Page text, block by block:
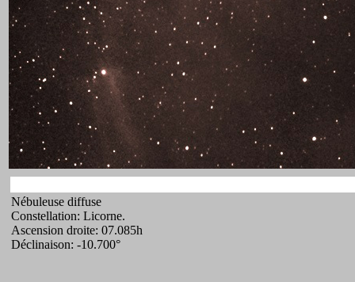
Nébuleuse diffuse
Constellation: Licorne.
Ascension droite: 07.085h
Déclinaison: -10.700°